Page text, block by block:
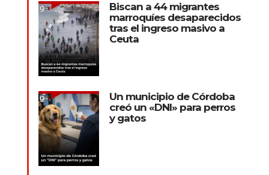
Biscan a 44 migrantes
marroquíes desaparecidos
tras el ingreso masivo a
Ceuta
Un municipio de Córdoba
creó un «DNI» para perros
y gatos